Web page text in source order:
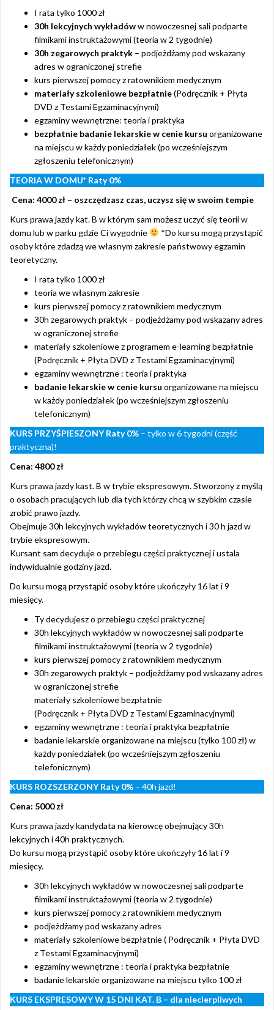
I rata tylko 1000 zł
30h lekcyjnych wykładóww nowoczesnej sali podparte
filmikami instruktażowymi (teoria w 2 tygodnie)
30h zegarowych praktyk – podjeżdżamy pod wskazany
adres w ograniczonej strefie
kurs pierwszej pomocy z ratownikiem medycznym
materiały szkoleniowe bezpłatnie(Podręcznik + Płyta
DVD z Testami Egzaminacyjnymi)
egzaminy wewnętrzne: teoria i praktyka
bezpłatnie badanie lekarskie w cenie kursu organizowane
na miejscu w każdy poniedziałek (po wcześniejszym
zgłoszeniu telefonicznym)
TEORIA W DOMU* Raty 0%
Cena: 4000 zł – oszczędzasz czas, uczysz się w swoim tempie
Kurs prawa jazdy kat. B w którym sam możesz uczyć się teorii w
domu lub w parku gdzie Ci wygodnie
*Do kursu mogą przystąpić
osoby które zdadzą we własnym zakresie państwowy egzamin
teoretyczny.
I rata tylko 1000 zł
teoria we własnym zakresie
kurs pierwszej pomocy z ratownikiem medycznym
30h zegarowych praktyk – podjeżdżamy pod wskazany adres
w ograniczonej strefie
materiały szkoleniowe z programem e-learning bezpłatnie
(Podręcznik + Płyta DVD z Testami Egzaminacyjnymi)
egzaminy wewnętrzne : teoria i praktyka
badanie lekarskie w cenie kursu organizowane na miejscu
w każdy poniedziałek (po wcześniejszym zgłoszeniu
telefonicznym)
KURS PRZYŚPIESZONY Raty 0% – tylko w 6 tygodni (część
praktyczna)!
Cena: 4800 zł
Kurs prawa jazdy kast. B w trybie ekspresowym. Stworzony z myślą
o osobach pracujących lub dla tych którzy chcą w szybkim czasie
zrobić prawo jazdy.
Obejmuje 30h lekcyjnych wykładów teoretycznych i 30 h jazd w
trybie ekspresowym.
Kursant sam decyduje o przebiegu części praktycznej i ustala
indywidualnie godziny jazd.
Do kursu mogą przystąpić osoby które ukończyły 16 lat i 9
miesięcy.
Ty decydujesz o przebiegu części praktycznej
30h lekcyjnych wykładów w nowoczesnej sali podparte
filmikami instruktażowymi (teoria w 2 tygodnie)
kurs pierwszej pomocy z ratownikiem medycznym
30h zegarowych praktyk – podjeżdżamy pod wskazany adres
w ograniczonej strefie
materiały szkoleniowe bezpłatnie
(Podręcznik + Płyta DVD z Testami Egzaminacyjnymi)
egzaminy wewnętrzne : teoria i praktyka bezpłatnie
badanie lekarskie organizowane na miejscu (tylko 100 zł) w
każdy poniedziałek (po wcześniejszym zgłoszeniu
telefonicznym)
KURS ROZSZERZONY Raty 0% – 40h jazd!
Cena: 5000 zł
Kurs prawa jazdy kandydata na kierowcę obejmujący 30h
lekcyjnych i 40h praktycznych.
Do kursu mogą przystąpić osoby które ukończyły 16 lat i 9
miesięcy.
30h lekcyjnych wykładów w nowoczesnej sali podparte
filmikami instruktażowymi (teoria w 2 tygodnie)
kurs pierwszej pomocy z ratownikiem medycznym
podjeżdżamy pod wskazany adres
materiały szkoleniowe bezpłatnie ( Podręcznik + Płyta DVD
z Testami Egzaminacyjnymi)
egzaminy wewnętrzne : teoria i praktyka bezpłatnie
badanie lekarskie organizowane na miejscu tylko 100 zł
KURS EKSPRESOWY W 15 DNI KAT. B – dla niecierpliwych